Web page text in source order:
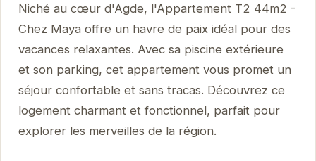
Niché au cœur d'Agde, l'Appartement T2 44m2 -
Chez Maya offre un havre de paix idéal pour des
vacances relaxantes. Avec sa piscine extérieure
et son parking, cet appartement vous promet un
séjour confortable et sans tracas. Découvrez ce
logement charmant et fonctionnel, parfait pour
explorer les merveilles de la région.